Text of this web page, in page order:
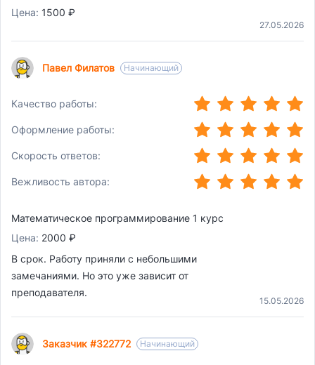
27.05.2026
Цена: 1500 ₽
15.05.2026
Павел Филатов Начинающий
Качество работы: (*)(*) (*) (*) (*)
Оформление работы: (*)(*) (*) (*) (*)
Скорость ответов: (*)(*) (*) (*) (*)
Вежливость автора: (*)(*) (*) (*) (*)
Математическое программирование 1 курс
Цена: 2000 ₽
В срок. Работу приняли с небольшими
замечаниями. Но это уже зависит от
преподавателя.
Заказчик #322772 Начинающий